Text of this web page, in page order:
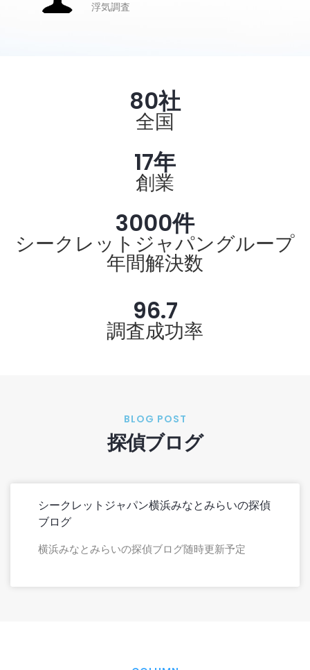
浮気調査
80社
全国
17年
創業
3000件
シークレットジャパングループ
年間解決数
96.7
調査成功率
BLOG POST
探偵ブログ
シークレットジャパン横浜みなとみらいの探偵
ブログ
横浜みなとみらいの探偵ブログ随時更新予定